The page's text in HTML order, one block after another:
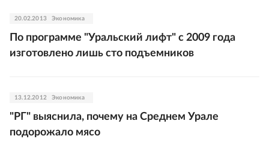
20.02.2013 Экономика
По программе "Уральский лифт" с 2009 года
изготовлено лишь сто подъемников
13.12.2012 Экономика
"РГ" выяснила, почему на Среднем Урале
подорожало мясо